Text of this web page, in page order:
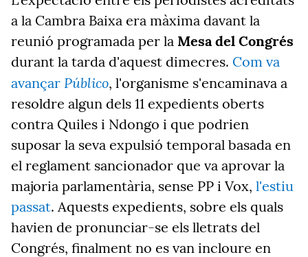
a la Cambra Baixa era màxima davant la
reunió programada per la Mesa del Congrés
durant la tarda d'aquest dimecres. Com va
avançar Público, l'organisme s'encaminava a
resoldre algun dels 11 expedients oberts
contra Quiles i Ndongo i que podrien
suposar la seva expulsió temporal basada en
el reglament sancionador que va aprovar la
majoria parlamentària, sense PP i Vox, l'estiu
passat. Aquests expedients, sobre els quals
havien de pronunciar-se els lletrats del
Congrés, finalment no es van incloure en